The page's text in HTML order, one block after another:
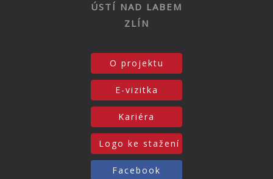
ÚSTÍ NAD LABEM
ZLÍN
O projektu
E-vizitka
Kariéra
Logo ke stažení
Facebook